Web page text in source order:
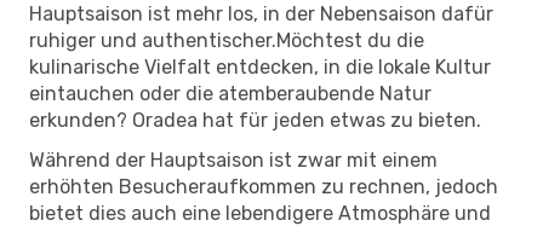
Hauptsaison ist mehr los, in der Nebensaison dafür
ruhiger und authentischer.Möchtest du die
kulinarische Vielfalt entdecken, in die lokale Kultur
eintauchen oder die atemberaubende Natur
erkunden? Oradea hat für jeden etwas zu bieten.
Während der Hauptsaison ist zwar mit einem
erhöhten Besucheraufkommen zu rechnen, jedoch
bietet dies auch eine lebendigere Atmosphäre und